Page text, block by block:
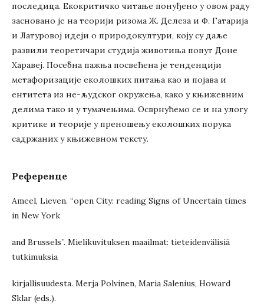
последица. Екокритичко читање понуђено у овом раду
засновано је на теорији ризома Ж. Делеза и Ф. Гатарија
и Латуровој идеји о природокултури, коју су даље
развили теоретичари студија животиња попут Доне
Харавеј. Посебна пажња посвећена је тенденцији
метафоризације еколошких питања као и појава и
ентитета из не-људског окружења, како у књижевним
делима тако и у тумачењима. Осврнућемо се и на улогу
критике и теорије у преношењу еколошких порука
садржаних у књижевном тексту.
Референце
Ameel, Lieven. “open City: reading Signs of Uncertain times
in New York
and Brussels”. Mielikuvituksen maailmat: tieteidenvälisiä
tutkimuksia
kirjallisuudesta. Merja Polvinen, Maria Salenius, Howard
Sklar (eds.).